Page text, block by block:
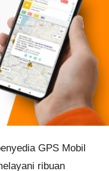
GPS Mobil
ribuan